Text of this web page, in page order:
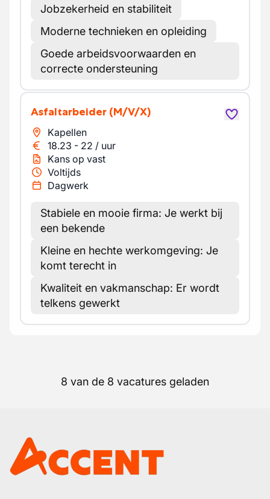
Jobzekerheid en stabiliteit
Moderne technieken en opleiding
Goede arbeidsvoorwaarden en
correcte ondersteuning
Asfaltarbeider (M/V/X)
Kapellen
18.23 - 22 / uur
Kans op vast
Voltijds
Dagwerk
Stabiele en mooie firma: Je werkt bij
een bekende
Kleine en hechte werkomgeving: Je
komt terecht in
Kwaliteit en vakmanschap: Er wordt
telkens gewerkt
8 van de 8 vacatures geladen